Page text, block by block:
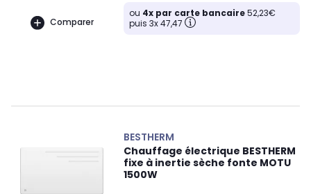
Comparer
ou 4x par carte bancaire52,23€
puis 3x 47,47
BESTHERM
Chauffage électrique BESTHERM
fixe à inertie sèche fonte MOTU
1500W